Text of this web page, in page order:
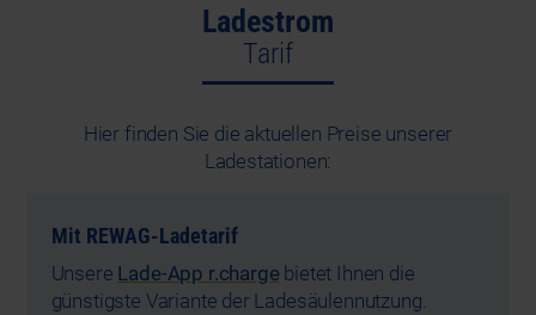
Ladestrom
Tarif
Hier finden Sie die aktuellen Preise unserer
Ladestationen:
Mit REWAG-Ladetarif
Unsere Lade-App r.charge bietet Ihnen die
günstigste Variante der Ladesäulennutzung.